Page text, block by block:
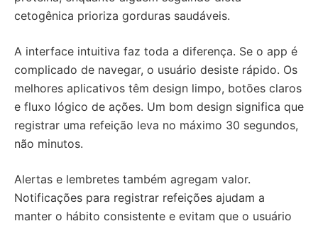
cetogênica prioriza gorduras saudáveis.
A interface intuitiva faz toda a diferença. Se o app é
complicado de navegar, o usuário desiste rápido. Os
melhores aplicativos têm design limpo, botões claros
e fluxo lógico de ações. Um bom design significa que
registrar uma refeição leva no máximo 30 segundos,
não minutos.
Alertas e lembretes também agregam valor.
Notificações para registrar refeições ajudam a
manter o hábito consistente e evitam que o usuário